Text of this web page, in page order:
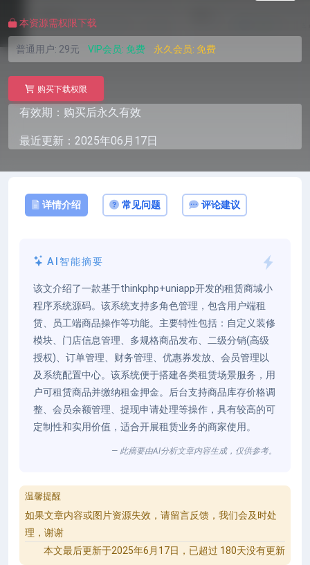
本资源需权限下载
普通用户: 29元 VIP会员: 免费 永久会员: 免费
购买下载权限
有效期：购买后永久有效
最近更新：2025年06月17日
详情介绍 常见问题 评论建议
AI智能摘要
该文介绍了一款基于thinkphp+uniapp开发的租赁商城小
程序系统源码。该系统支持多角色管理，包含用户端租
赁、员工端商品操作等功能。主要特性包括：自定义装修
模块、门店信息管理、多规格商品发布、二级分销(高级
授权)、订单管理、财务管理、优惠券发放、会员管理以
及系统配置中心。该系统便于搭建各类租赁场景服务，用
户可租赁商品并缴纳租金押金。后台支持商品库存价格调
整、会员余额管理、提现申请处理等操作，具有较高的可
定制性和实用价值，适合开展租赁业务的商家使用。
— 此摘要由AI分析文章内容生成，仅供参考。
温馨提醒
如果文章内容或图片资源失效，请留言反馈，我们会及时处
理，谢谢
本文最后更新于2025年6月17日，已超过 180天没有更新